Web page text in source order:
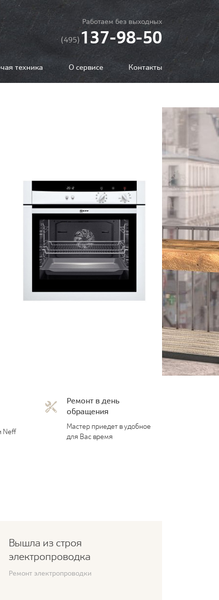
Работаем без выходных
(495)137-98-50
техника О сервисе Контакты
Neff
Ремонт в день
обращения
Мастер приедет в удобное
для Вас время
Вышла из строя
электропроводка
Ремонт электропроводки